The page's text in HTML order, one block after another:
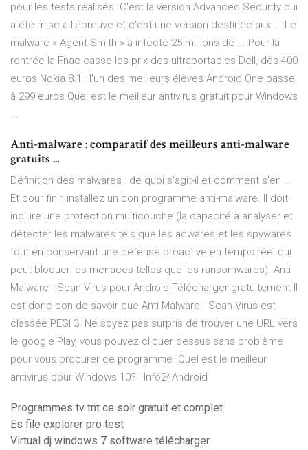
pour les tests réalisés. C'est la version Advanced Security qui
a été mise à l'épreuve et c'est une version destinée aux ... Le
malware « Agent Smith » a infecté 25 millions de ... Pour la
rentrée la Fnac casse les prix des ultraportables Dell, dès 400
euros Nokia 8.1 : l'un des meilleurs élèves Android One passe
à 299 euros Quel est le meilleur antivirus gratuit pour Windows
...
Anti-malware : comparatif des meilleurs anti-malware
gratuits ...
Définition des malwares : de quoi s'agit-il et comment s'en ...
Et pour finir, installez un bon programme anti-malware. Il doit
inclure une protection multicouche (la capacité à analyser et
détecter les malwares tels que les adwares et les spywares
tout en conservant une défense proactive en temps réel qui
peut bloquer les menaces telles que les ransomwares). Anti
Malware - Scan Virus pour Android-Télécharger gratuitement Il
est donc bon de savoir que Anti Malware - Scan Virus est
classée PEGI 3. Ne soyez pas surpris de trouver une URL vers
le google Play, vous pouvez cliquer dessus sans problème
pour vous procurer ce programme. Quel est le meilleur
antivirus pour Windows 10? | Info24Android
Programmes tv tnt ce soir gratuit et complet
Es file explorer pro test
Virtual dj windows 7 software télécharger